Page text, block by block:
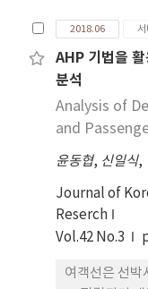
있지만 항로
다. 항로표지사
비계획 업무를
감을 유발하여
서는 항로표지
요되는 관리자
(Social Cost)
고의 사회적비
용, 위험비용의
2018.06
AHP 기법을
분석
Analysis of
and
윤동협, 신일식,
Journal of
Reserch
Vol.42 No.3
여객선은 선박